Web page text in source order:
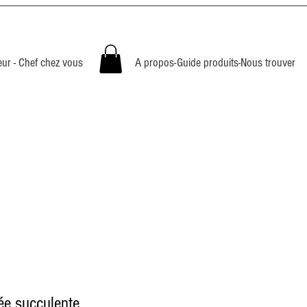
- Chef chez vous A propos-Guide produits-Nous trouver